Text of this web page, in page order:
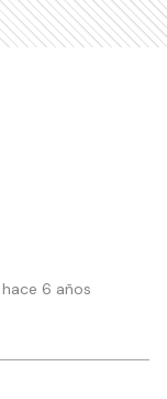
6 años